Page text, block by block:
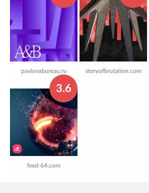
pavlovabureau.ru storyofbrutalism.com
3.6
feed-64.com